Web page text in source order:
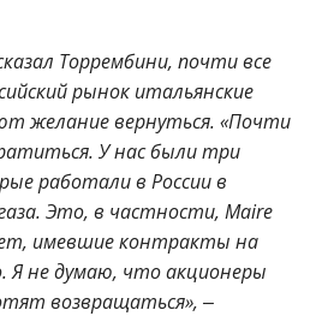
Торрембини, почти все
рынок итальянские
желание вернуться. «Почти
У нас были три
работали в России в
Это, в частности, Maire
имевшие контракты на
Я не думаю, что акционеры
возвращаться», ‒